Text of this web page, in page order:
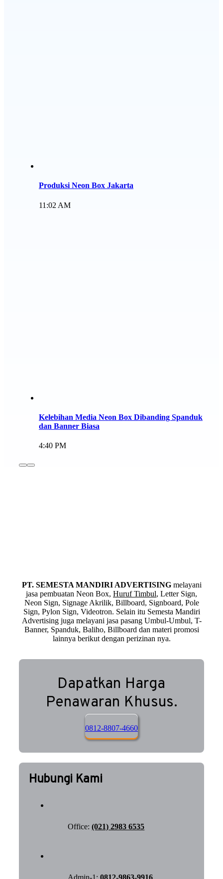
Produksi Neon Box Jakarta
11:02 AM
Kelebihan Media Neon Box Dibanding Spanduk
dan Banner Biasa
4:40 PM
PT. SEMESTA MANDIRI ADVERTISINGmelayani
jasa pembuatan Neon Box, Huruf Timbul, Letter Sign,
Neon Sign, Signage Akrilik, Billboard, Signboard, Pole
Sign, Pylon Sign, Videotron. Selain itu Semesta Mandiri
Advertising juga melayani jasa pasang Umbul-Umbul, T-
Banner, Spanduk, Baliho, Billboard dan materi promosi
lainnya berikut dengan perizinan nya.
Dapatkan Harga
Penawaran Khusus.
0812-8807-4660
Hubungi Kami
Office:(021) 2983 6535